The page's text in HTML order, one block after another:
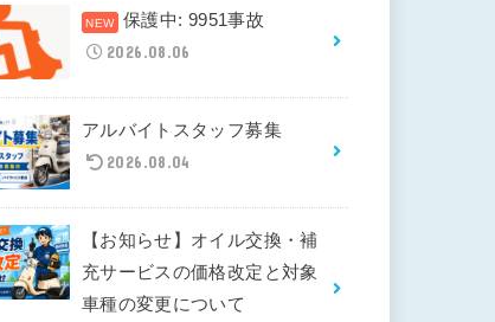
保護中: 9951事故
2026.08.06
アルバイトスタッフ募集
2026.08.04
【お知らせ】オイル交換・補
充サービスの価格改定と対象
車種の変更について